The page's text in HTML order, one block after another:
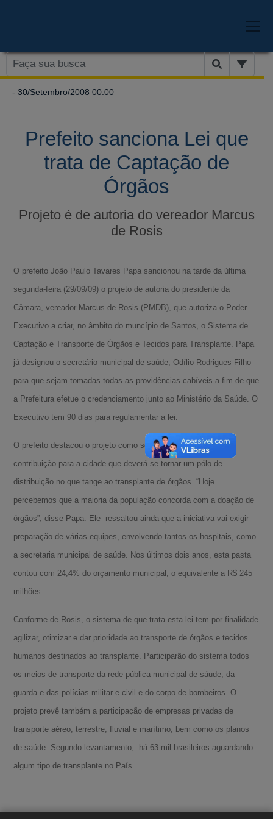
- 30/Setembro/2008 00:00
Prefeito sanciona Lei que
trata de Captação de
Órgãos
Projeto é de autoria do vereador Marcus
de Rosis
O prefeito João Paulo Tavares Papa sancionou na tarde da última
segunda-feira (29/09/09) o projeto de autoria do presidente da
Câmara, vereador Marcus de Rosis (PMDB), que autoriza o Poder
Executivo a criar, no âmbito do muncípio de Santos, o Sistema de
Captação e Transporte de Órgãos e Tecidos para Transplante. Papa
já designou o secretário municipal de saúde, Odílio Rodrigues Filho
para que sejam tomadas todas as providências cabíveis a fim de que
a Prefeitura efetue o credenciamento junto ao Ministério da Saúde. O
Executivo tem 90 dias para regulamentar a lei.
O prefeito destacou o projeto como sendo uma importante
contribuição para a cidade que deverá se tornar um pólo de
distribuição no que tange ao transplante de órgãos. “Hoje
percebemos que a maioria da população concorda com a doação de
órgãos”, disse Papa. Ele ressaltou ainda que a iniciativa vai exigir
preparação de várias equipes, envolvendo tantos os hospitais, como
a secretaria municipal de saúde. Nos últimos dois anos, esta pasta
contou com 24,4% do orçamento municipal, o equivalente a R$ 245
milhões.
Conforme de Rosis, o sistema de que trata esta lei tem por finalidade
agilizar, otimizar e dar prioridade ao transporte de órgãos e tecidos
humanos destinados ao transplante. Participarão do sistema todos
os meios de transporte da rede pública municipal de sáude, da
guarda e das polícias militar e civil e do corpo de bombeiros. O
projeto prevê também a participação de empresas privadas de
transporte aéreo, terrestre, fluvial e marítimo, bem como os planos
de saúde. Segundo levantamento, há 63 mil brasileiros aguardando
algum tipo de transplante no País.
A-
A